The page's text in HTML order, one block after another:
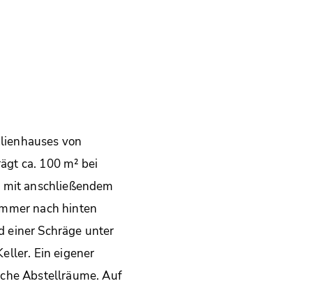
von
ca. 100 m² bei
anschließendem
nach hinten
einer Schräge unter
Ein eigener
Abstellräume. Auf